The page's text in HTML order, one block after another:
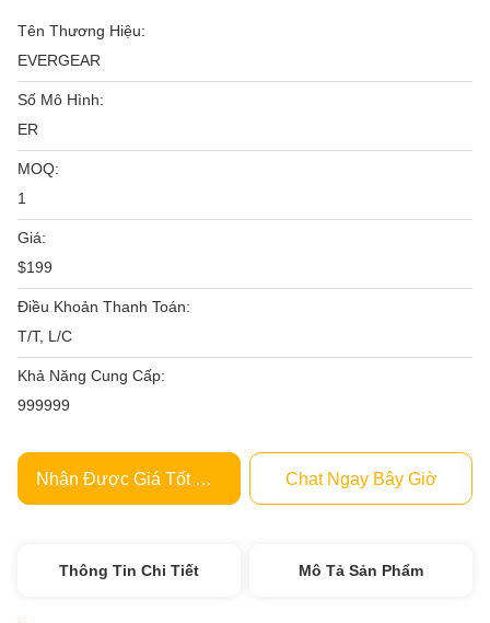
Tên Thương Hiệu:
EVERGEAR
Số Mô Hình:
ER
MOQ:
1
Giá:
$199
Điều Khoản Thanh Toán:
T/T, L/C
Khả Năng Cung Cấp:
999999
Nhận Được Giá Tốt Nhất Chat Ngay Bây Giờ
Thông Tin Chi Tiết Mô Tả Sản Phẩm